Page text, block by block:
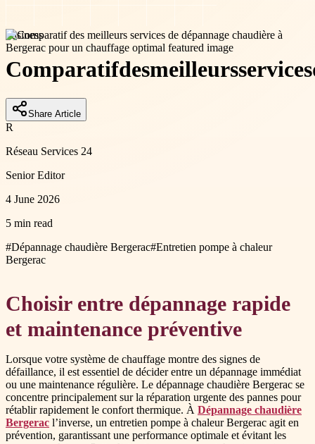
business
Comparatifdesmeilleursservices
Share Article
R
Réseau Services 24
Senior Editor
4 June 2026
5 min read
#Dépannage chaudière Bergerac#Entretien pompe à chaleur
Bergerac
Choisir entre dépannage rapide
et maintenance préventive
Lorsque votre système de chauffage montre des signes de
défaillance, il est essentiel de décider entre un dépannage immédiat
ou une maintenance régulière. Le dépannage chaudière Bergerac se
concentre principalement sur la réparation urgente des pannes pour
rétablir rapidement le confort thermique. À Dépannage chaudière
Bergerac l’inverse, un entretien pompe à chaleur Bergerac agit en
prévention, garantissant une performance optimale et évitant les